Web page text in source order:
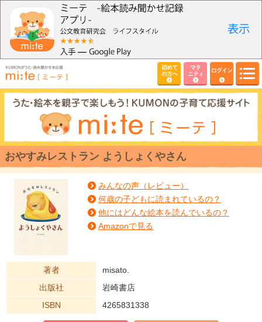
初めて
の方へ
マタ
ニティ
ログイン
おやすみレストラン ようしょくやさん
みんなの声（レビュー）
何歳の子どもに読まれているの？
他にはどんな絵本を読んでいるの？
Amazonで見る
著者
misato.
出版社
岩崎書店
ISBN
4265831338